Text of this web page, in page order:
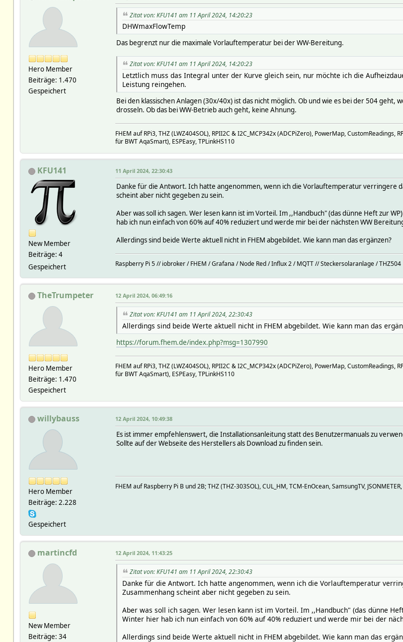
Hero Member
Beiträge: 1.470
Gespeichert
Zitat von: KFU141 am 11 April 2024, 14:20:23
DHWmaxFlowTemp
Das begrenzt nur die maximale Vorlauftemperatur bei der WW-Bereitung.
Zitat von: KFU141 am 11 April 2024, 14:20:23
Letztlich muss das Integral unter der Kurve gleich sein, nur möchte ich die
Leistung reingehen.
Bei den klassischen Anlagen (30x/40x) ist das nicht möglich. Ob und wie es bei der 504
drosseln. Ob das bei WW-Betrieb auch geht, keine Ahnung.
FHEM auf RPi3, THZ (LWZ404SOL), RPII2C & I2C_MCP342x (ADCPiZero), PowerMap,
für BWT AqaSmart), ESPEasy, TPLinkHS110
KFU141
New Member
Beiträge: 4
Gespeichert
11 April 2024, 22:30:43
Danke für die Antwort. Ich hatte angenommen, wenn ich die Vorlauftemperatur verringere
scheint aber nicht gegeben zu sein.
Aber was soll ich sagen. Wer lesen kann ist im Vorteil. Im ,,Handbuch" (das dünne Heft zur
hab ich nun einfach von 60% auf 40% reduziert und werde mir bei der nächsten WW
Allerdings sind beide Werte aktuell nicht in FHEM abgebildet. Wie kann man das ergänzen?
Raspberry Pi 5 // iobroker / FHEM / Grafana / Node Red / Influx 2 / MQTT // Steckersolaranlage / THZ504
TheTrumpeter
Hero Member
Beiträge: 1.470
Gespeichert
12 April 2024, 06:49:16
Zitat von: KFU141 am 11 April 2024, 22:30:43
Allerdings sind beide Werte aktuell nicht in FHEM abgebildet. Wie kann man das
https://forum.fhem.de/index.php?msg=1307990
FHEM auf RPi3, THZ (LWZ404SOL), RPII2C & I2C_MCP342x (ADCPiZero), PowerMap,
für BWT AqaSmart), ESPEasy, TPLinkHS110
willybauss
Hero Member
Beiträge: 2.228
Gespeichert
12 April 2024, 10:49:38
Es ist immer empfehlenswert, die Installationsanleitung statt des Benutzermanuals zu
Sollte auf der Webseite des Herstellers als Download zu finden sein.
FHEM auf Raspberry Pi B und 2B; THZ (THZ-303SOL), CUL_HM, TCM-EnOcean, SamsungTV, JSONMETER,
martincfd
New Member
Beiträge: 34
12 April 2024, 11:43:25
Zitat von: KFU141 am 11 April 2024, 22:30:43
Danke für die Antwort. Ich hatte angenommen, wenn ich die Vorlauftemperatur
Zusammenhang scheint aber nicht gegeben zu sein.
Aber was soll ich sagen. Wer lesen kann ist im Vorteil. Im ,,Handbuch" (das dünne
Winter hier hab ich nun einfach von 60% auf 40% reduziert und werde mir bei der
Allerdings sind beide Werte aktuell nicht in FHEM abgebildet. Wie kann man das